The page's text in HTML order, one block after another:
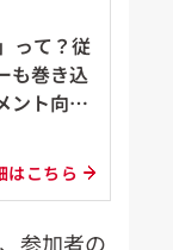
って？従
も巻き込
ント向上
はこちら
参加者の